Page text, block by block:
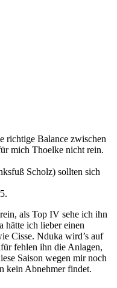
richtige Balance zwischen
mich Thoelke nicht rein.
Scholz) sollten sich
als Top IV sehe ich ihn
hätte ich lieber einen
Cisse. Nduka wird’s auf
fehlen ihn die Anlagen,
Saison wegen mir noch
kein Abnehmer findet.